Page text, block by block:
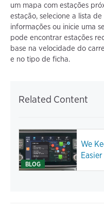
um mapa com estações
estação, selecione a lista
informações ou inicie uma
pode encontrar estações
base na velocidade do
e no tipo de ficha.
Related Content
BLOG
We
Easier